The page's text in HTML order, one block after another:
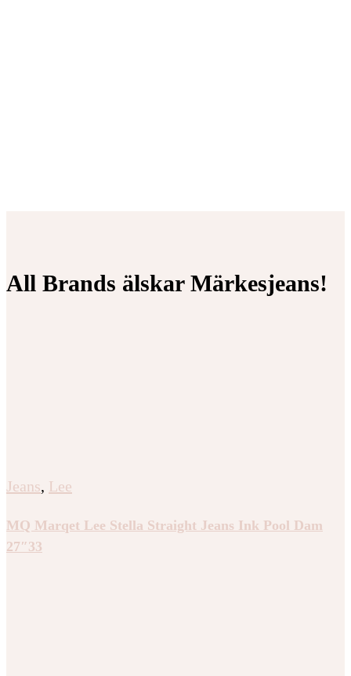
All Brands älskar Märkesjeans!
Jeans, Lee
MQ Marqet Lee Stella Straight Jeans Ink Pool Dam
27″33